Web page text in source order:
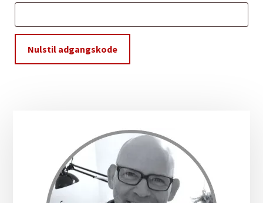
Nulstil adgangskode